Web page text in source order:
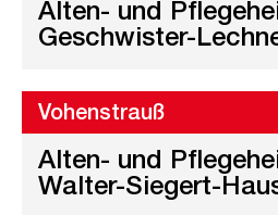
Alten- und
Geschwister-
Vohenstrauß
Alten- und
Walter-Siegert-